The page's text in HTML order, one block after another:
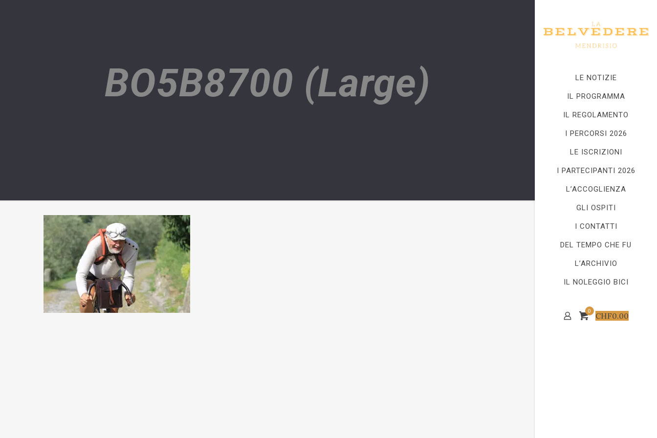
LE NOTIZIE
IL PROGRAMMA
IL REGOLAMENTO
I PERCORSI 2026
LE ISCRIZIONI
I PARTECIPANTI 2026
L’ACCOGLIENZA
GLI OSPITI
I CONTATTI
DEL TEMPO CHE FU
L’ARCHIVIO
IL NOLEGGIO BICI
0 CHF0.00
BO5B8700 (Large)